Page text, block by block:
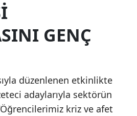
Kayseri
Kırklareli
GENÇ
düzenlenen etkinlikte
adaylarıyla sektörün
kriz ve afet